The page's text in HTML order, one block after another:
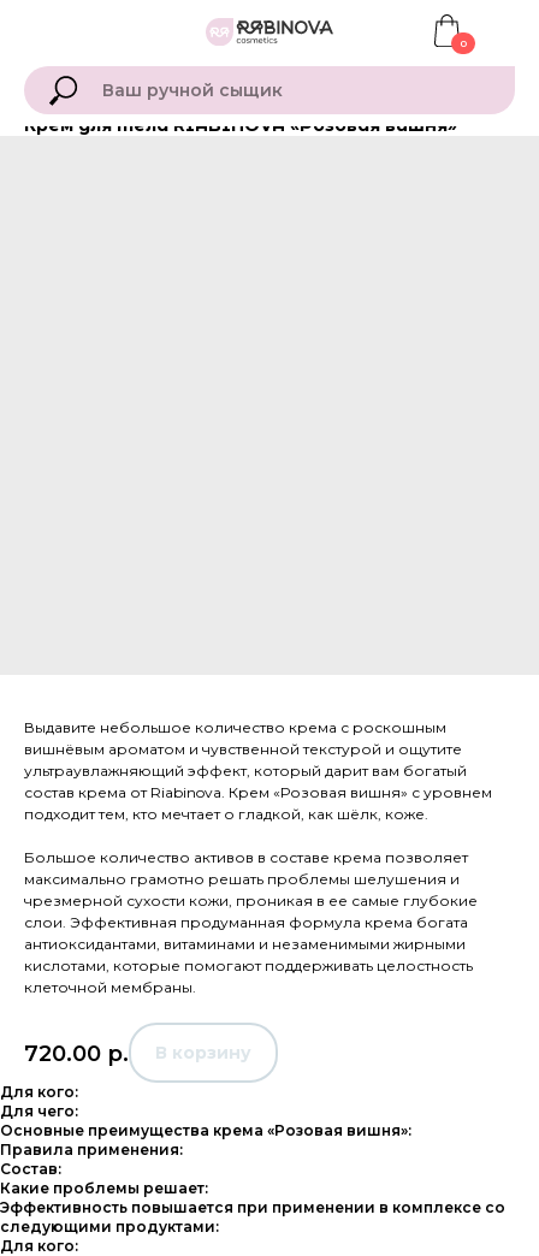
0
Крем для тела RIABINOVA «Розовая вишня»
Выдавите небольшое количество крема с роскошным
вишнёвым ароматом и чувственной текстурой и ощутите
ультраувлажняющий эффект, который дарит вам богатый
состав крема от Riabinova. Крем «Розовая вишня» с уровнем
подходит тем, кто мечтает о гладкой, как шёлк, коже.
Большое количество активов в составе крема позволяет
максимально грамотно решать проблемы шелушения и
чрезмерной сухости кожи, проникая в ее самые глубокие
слои. Эффективная продуманная формула крема богата
антиоксидантами, витаминами и незаменимыми жирными
кислотами, которые помогают поддерживать целостность
клеточной мембраны.
720.00 р. В корзину
Для кого:
Для чего:
Основные преимущества крема «Розовая вишня»:
Правила применения:
Состав:
Какие проблемы решает:
Эффективность повышается при применении в комплексе со
следующими продуктами:
Для кого: